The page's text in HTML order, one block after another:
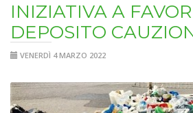
INIZIATIVA A
DEPOSITO
VENERDÌ 4 MARZO 2022